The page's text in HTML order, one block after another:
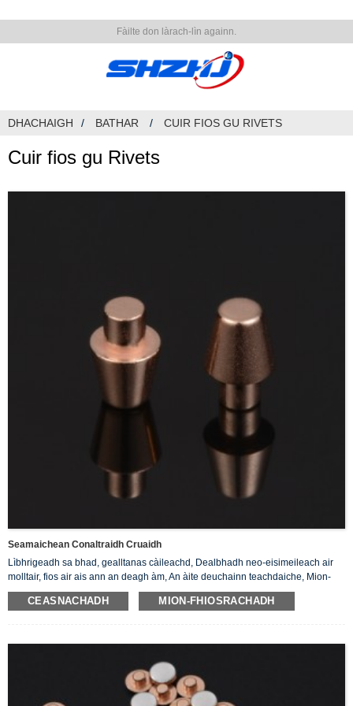
Fàilte don làrach-lìn againn.
DHACHAIGH BATHAR CUIR FIOS GU RIVETS
Cuir fios gu Rivets
Seamaichean Conaltraidh Cruaidh
Lìbhrigeadh sa bhad, gealltanas càileachd, Dealbhadh neo-eisimeileach air
molltair, fios air ais ann an deagh àm, An àite deuchainn teachdaiche, Mion-
sgrùdadh air sgrìobhadh priduct.
CEASNACHADH MION-FHIOSRACHADH